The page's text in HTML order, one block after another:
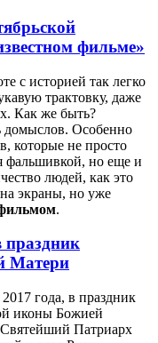
фильме»
с историей так легко
трактовку, даже
Как же быть?
домыслов. Особенно
которые не просто
фальшивкой, но еще и
людей, как это
экраны, но уже
.
праздник
Матери
года, в праздник
иконы Божией
Патриарх